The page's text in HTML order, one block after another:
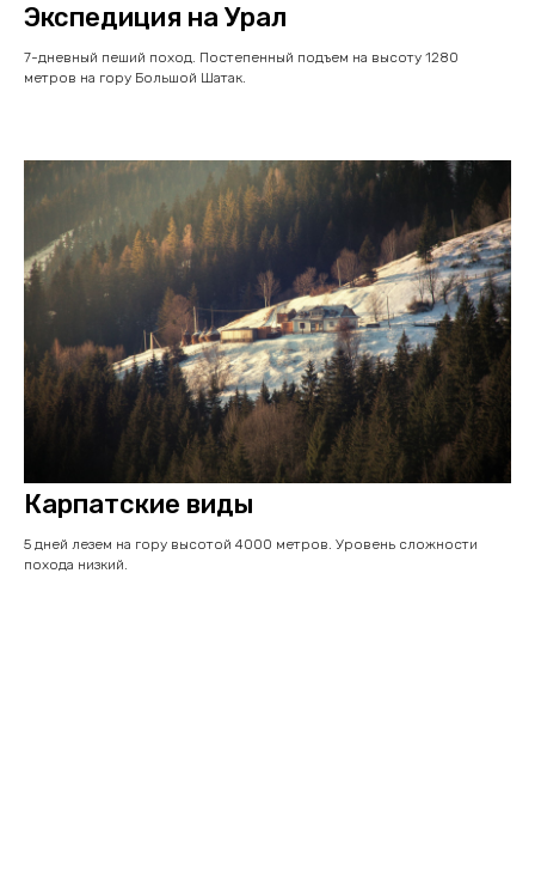
Экспедиция на Урал
7-дневный пеший поход. Постепенный подъем на высоту 1280
метров на гору Большой Шатак.
Карпатские виды
5 дней лезем на гору высотой 4000 метров. Уровень сложности
похода низкий.